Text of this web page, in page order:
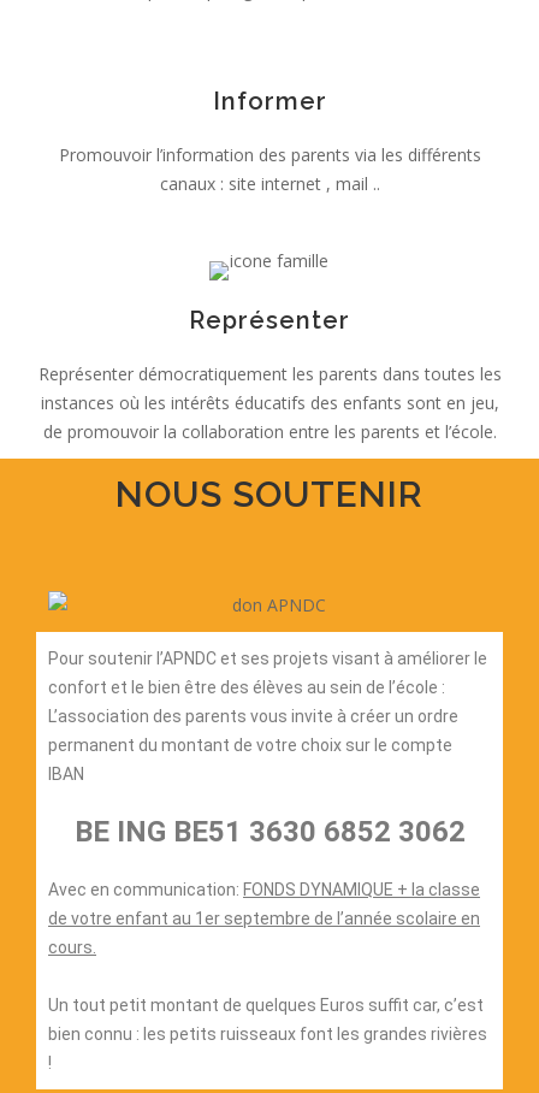
Informer
Promouvoir l’information des parents via les différents
canaux : site internet , mail ..
Représenter
Représenter démocratiquement les parents dans toutes les
instances où les intérêts éducatifs des enfants sont en jeu,
de promouvoir la collaboration entre les parents et l’école.
NOUS SOUTENIR
Pour soutenir l’APNDC et ses projets visant à améliorer le
confort et le bien être des élèves au sein de l’école :
L’association des parents vous invite à créer un ordre
permanent du montant de votre choix sur le compte
IBAN
BE ING BE51 3630 6852 3062
Avec en communication: FONDS DYNAMIQUE + la classe
de votre enfant au 1er septembre de l’année scolaire en
cours.
Un tout petit montant de quelques Euros suffit car, c’est
bien connu : les petits ruisseaux font les grandes rivières
!